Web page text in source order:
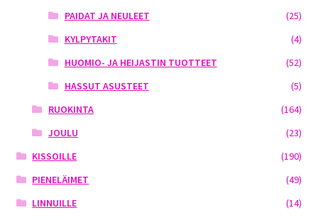
PAIDAT JA NEULEET
(25)
KYLPYTAKIT
(4)
HUOMIO- JA HEIJASTIN TUOTTEET
(52)
HASSUT ASUSTEET
(5)
RUOKINTA
(164)
JOULU
(23)
KISSOILLE
(190)
PIENELÄIMET
(49)
LINNUILLE
(14)